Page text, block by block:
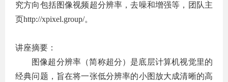
究方向包括图像视频超分辨率，去噪和增强等，团队主
页http://xpixel.group/。
讲座摘要：
图像超分辨率（简称超分）是底层计算机视觉里的
经典问题，旨在将一张低分辨率的小图放大成清晰的高